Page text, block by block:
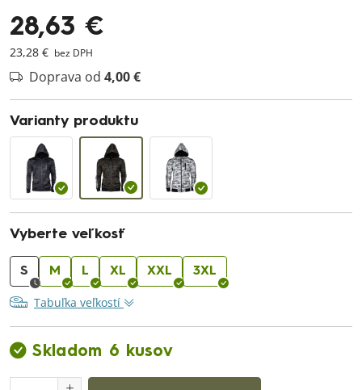
28,63 €
23,28 € bez DPH
Doprava od 4,00 €
Varianty produktu
Vyberte veľkosť
S M L XL XXL 3XL
Tabuľka veľkostí
Skladom 6 kusov